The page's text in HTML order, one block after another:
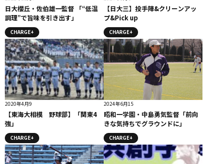
日大櫻丘・佐伯雄一監督 「“低温
調理”で旨味を引き出す」
CHARGE+
【日大三】投手陣&クリーンアッ
プ&Pick up
CHARGE+
2020年4月9
【東海大相模 野球部】「関東4
強」
CHARGE+
2024年6月15
昭和一学園・中島勇気監督「前向
きな気持ちでグラウンドに」
CHARGE+